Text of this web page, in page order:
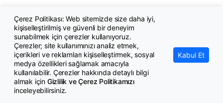
(3) Gerekli görülen birimlerde yeterli sayıda
Ürün Güvenliği Denetimleri Grup Başkan
Yardımcısı görevlendirilebilir. Söz konusu
görevlendirmeler, Genel Müdürlük tarafından
Çerez Politikası: Web sitemizde size daha iyi,
kişiselleştirilmiş ve güvenli bir deneyim
sunabilmek için çerezler kullanıyoruz.
Çerezler; site kullanımınızı analiz etmek,
içerikleri ve reklamları kişiselleştirmek, sosyal
medya özellikleri sağlamak amacıyla
kullanılabilir. Çerezler hakkında detaylı bilgi
almak için Gizlilik ve Çerez Politikamızı
inceleyebilirsiniz.
Kabul Et